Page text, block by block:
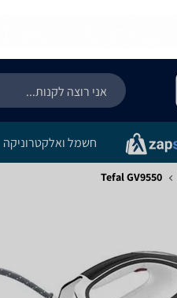
חשמל ואלקטרוניקה
Tefal GV9550